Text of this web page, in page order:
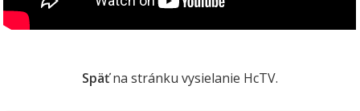
Späťna stránku vysielanie HcTV.